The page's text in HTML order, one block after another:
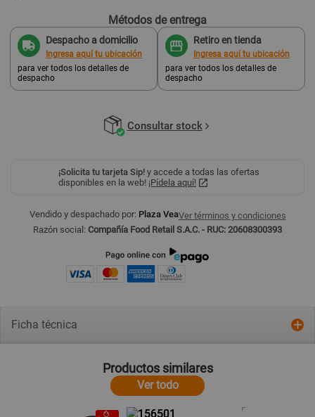
Métodos de entrega
Despacho a domicilio
Ingresa aquí tu ubicación
para ver todos los detalles de
despacho
Retiro en tienda
Ingresa aquí tu ubicación
para ver todos los detalles de
despacho
Consultar stock
¡Solicita tu tarjeta Sip! y accede a todas las ofertas
disponibles en la web! ¡Pídela aquí!
Vendido y despachado por: Plaza VeaVer términos y condiciones
Razón social: Compañía Food Retail S.A.C. - RUC: 20608300393
Ficha técnica
Productos similares
Ver todo